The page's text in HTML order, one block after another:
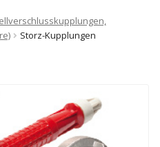
Storz-Kupplungen